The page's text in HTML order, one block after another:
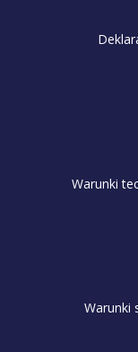
Warunki
Warunki